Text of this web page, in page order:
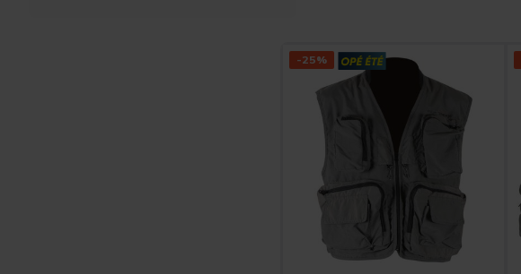
-25%